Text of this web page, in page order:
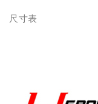
尺寸表